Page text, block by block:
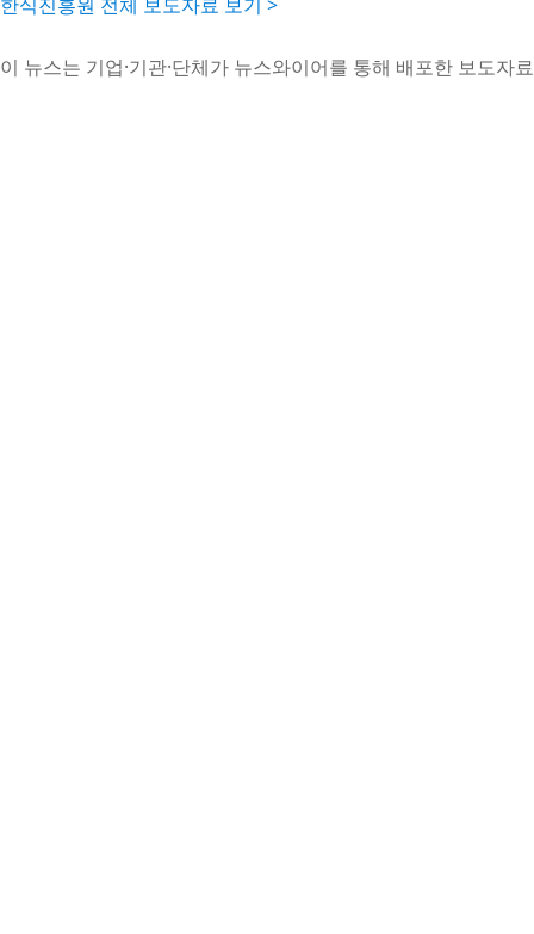
이 뉴스는 기업·기관·단체가 뉴스와이어를 통해 배포한 보도자